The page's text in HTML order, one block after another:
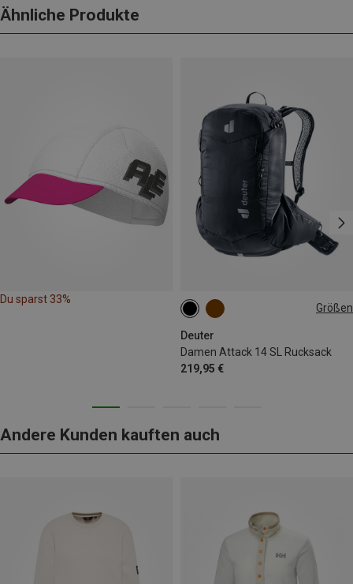
Ähnliche Produkte
Du sparst 33%
Größen
Deuter
Damen Attack 14 SL Rucksack
219,95 €
14L
Andere Kunden kauften auch